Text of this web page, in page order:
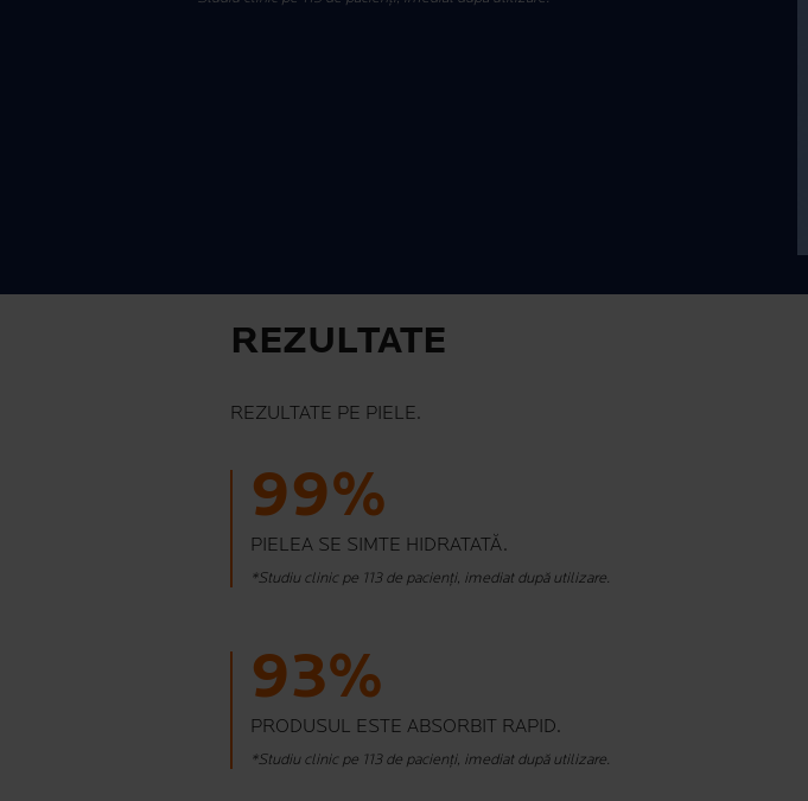
REZULTATE
REZULTATE PE PIELE.
99%
PIELEA SE SIMTE HIDRATATĂ.
*Studiu clinic pe 113 de pacienți, imediat după utilizare.
93%
PRODUSUL ESTE ABSORBIT RAPID.
*Studiu clinic pe 113 de pacienți, imediat după utilizare.